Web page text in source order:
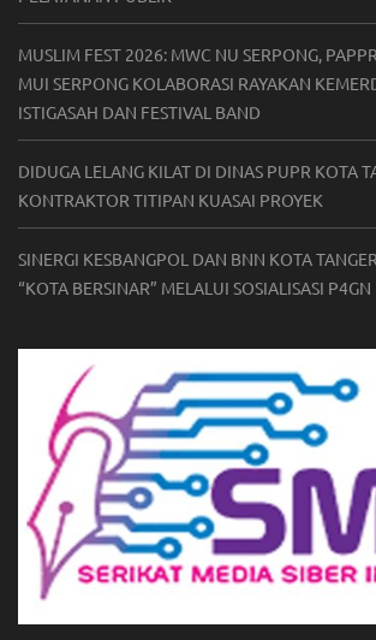
MUSLIM FEST 2026: MWC NU SERPONG,
MUI SERPONG KOLABORASI RAYAKAN
ISTIGASAH DAN FESTIVAL BAND
DIDUGA LELANG KILAT DI DINAS PUPR KOTA
KONTRAKTOR TITIPAN KUASAI PROYEK
SINERGI KESBANGPOL DAN BNN KOTA
“KOTA BERSINAR” MELALUI SOSIALISASI